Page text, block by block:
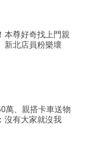
本尊好奇找上門親
北店員粉樂壞
萬、親搭卡車送物
有大家就沒我